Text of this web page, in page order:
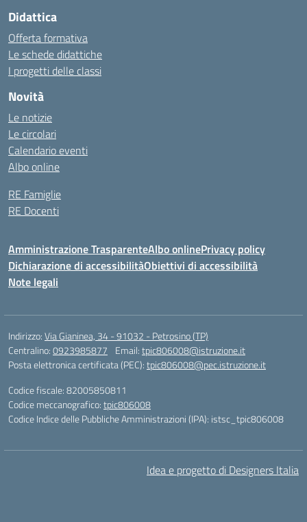
Didattica
Offerta formativa
Le schede didattiche
I progetti delle classi
Novità
Le notizie
Le circolari
Calendario eventi
Albo online
RE Famiglie
RE Docenti
Amministrazione TrasparenteAlbo onlinePrivacy policy
Dichiarazione di accessibilitàObiettivi di accessibilità
Note legali
Indirizzo:Via Gianinea, 34 - 91032 - Petrosino (TP)
Centralino:0923985877 Email:tpic806008@istruzione.it
Posta elettronica certificata (PEC):tpic806008@pec.istruzione.it
Codice fiscale: 82005850811
Codice meccanografico:tpic806008
Codice Indice delle Pubbliche Amministrazioni (IPA): istsc_tpic806008
Idea e progetto di Designers Italia